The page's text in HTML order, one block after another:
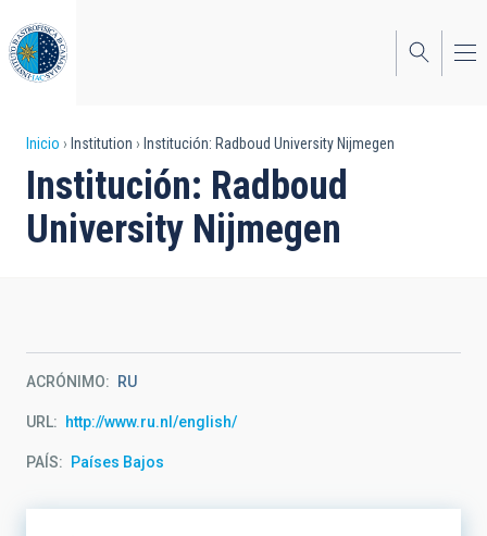
al
contenido
principal
Sobrescribir
enlaces
de
navegación
Inicio Institution Institución: Radboud University Nijmegen
Institución: Radboud
University Nijmegen
ACRÓNIMO RU
URL http://www.ru.nl/english/
PAÍS Países Bajos